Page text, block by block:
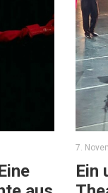
7.
Ein